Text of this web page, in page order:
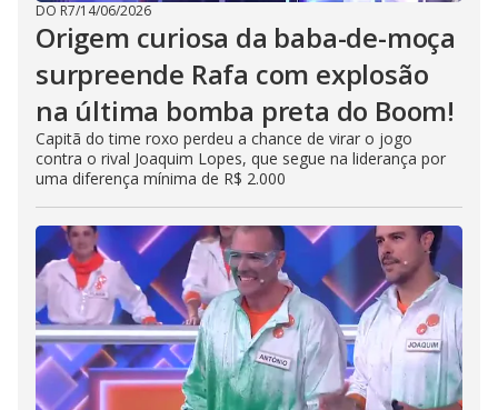
DO R7/14/06/2026
Origem curiosa da baba-de-moça
surpreende Rafa com explosão
na última bomba preta do Boom!
Capitã do time roxo perdeu a chance de virar o jogo
contra o rival Joaquim Lopes, que segue na liderança por
uma diferença mínima de R$ 2.000